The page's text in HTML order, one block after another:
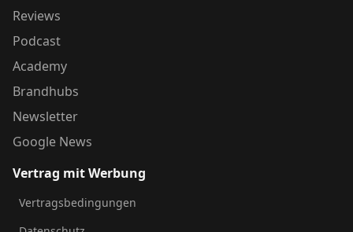
Reviews
Podcast
Academy
Brandhubs
Newsletter
Google News
Vertrag mit Werbung
Vertragsbedingungen